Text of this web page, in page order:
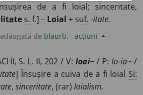
de a fi loial; sinceritate,
ate s. f.] – Loial + suf. -itate.
adăugată de blaurb. acțiuni
S. L. II, 202 / V: loai~/ P: lo-ia~ /
] Însușire a cuiva de a fi loial Si:
, sinceritate, (rar) loialism.